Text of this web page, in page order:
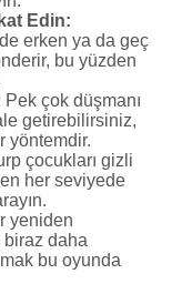
Edin:
erken ya da geç
bu yüzden
Pek çok düşmanı
getirebilirsiniz,
yöntemdir.
çocukları gizli
her seviyede
yeniden
biraz daha
bu oyunda